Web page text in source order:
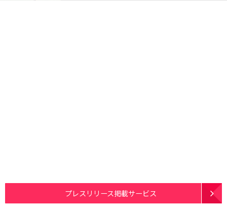
プレスリリース掲載サービス